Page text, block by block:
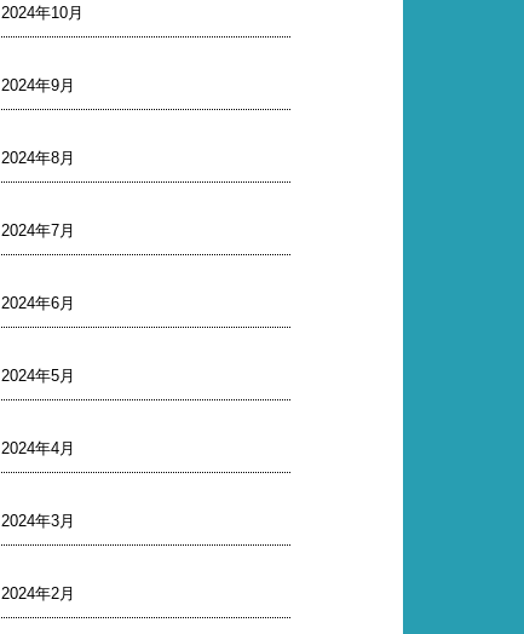
2024年10月
2024年9月
2024年8月
2024年7月
2024年6月
2024年5月
2024年4月
2024年3月
2024年2月